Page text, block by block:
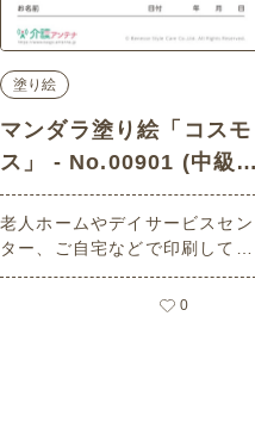
塗り絵
マンダラ塗り絵「コスモ
ス」 - No.00901 (中級/
塗り絵の介護レク素材)
老人ホームやデイサービスセン
ター、ご自宅などで印刷してお
使いいただける無料の高齢者向
け介護レク素材 マンダラ塗り絵
0